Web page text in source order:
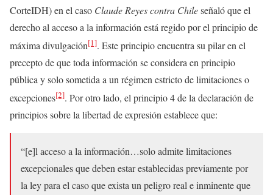
CorteIDH) en el caso Claude Reyes contra Chileseñaló que el
derecho al acceso a la información está regido por el principio de
máxima divulgación[1]. Este principio encuentra su pilar en el
precepto de que toda información se considera en principio
pública y solo sometida a un régimen estricto de limitaciones o
excepciones[2]. Por otro lado, el principio 4 de la declaración de
principios sobre la libertad de expresión establece que:
“[e]l acceso a la información…solo admite limitaciones
excepcionales que deben estar establecidas previamente por
la ley para el caso que exista un peligro real e inminente que